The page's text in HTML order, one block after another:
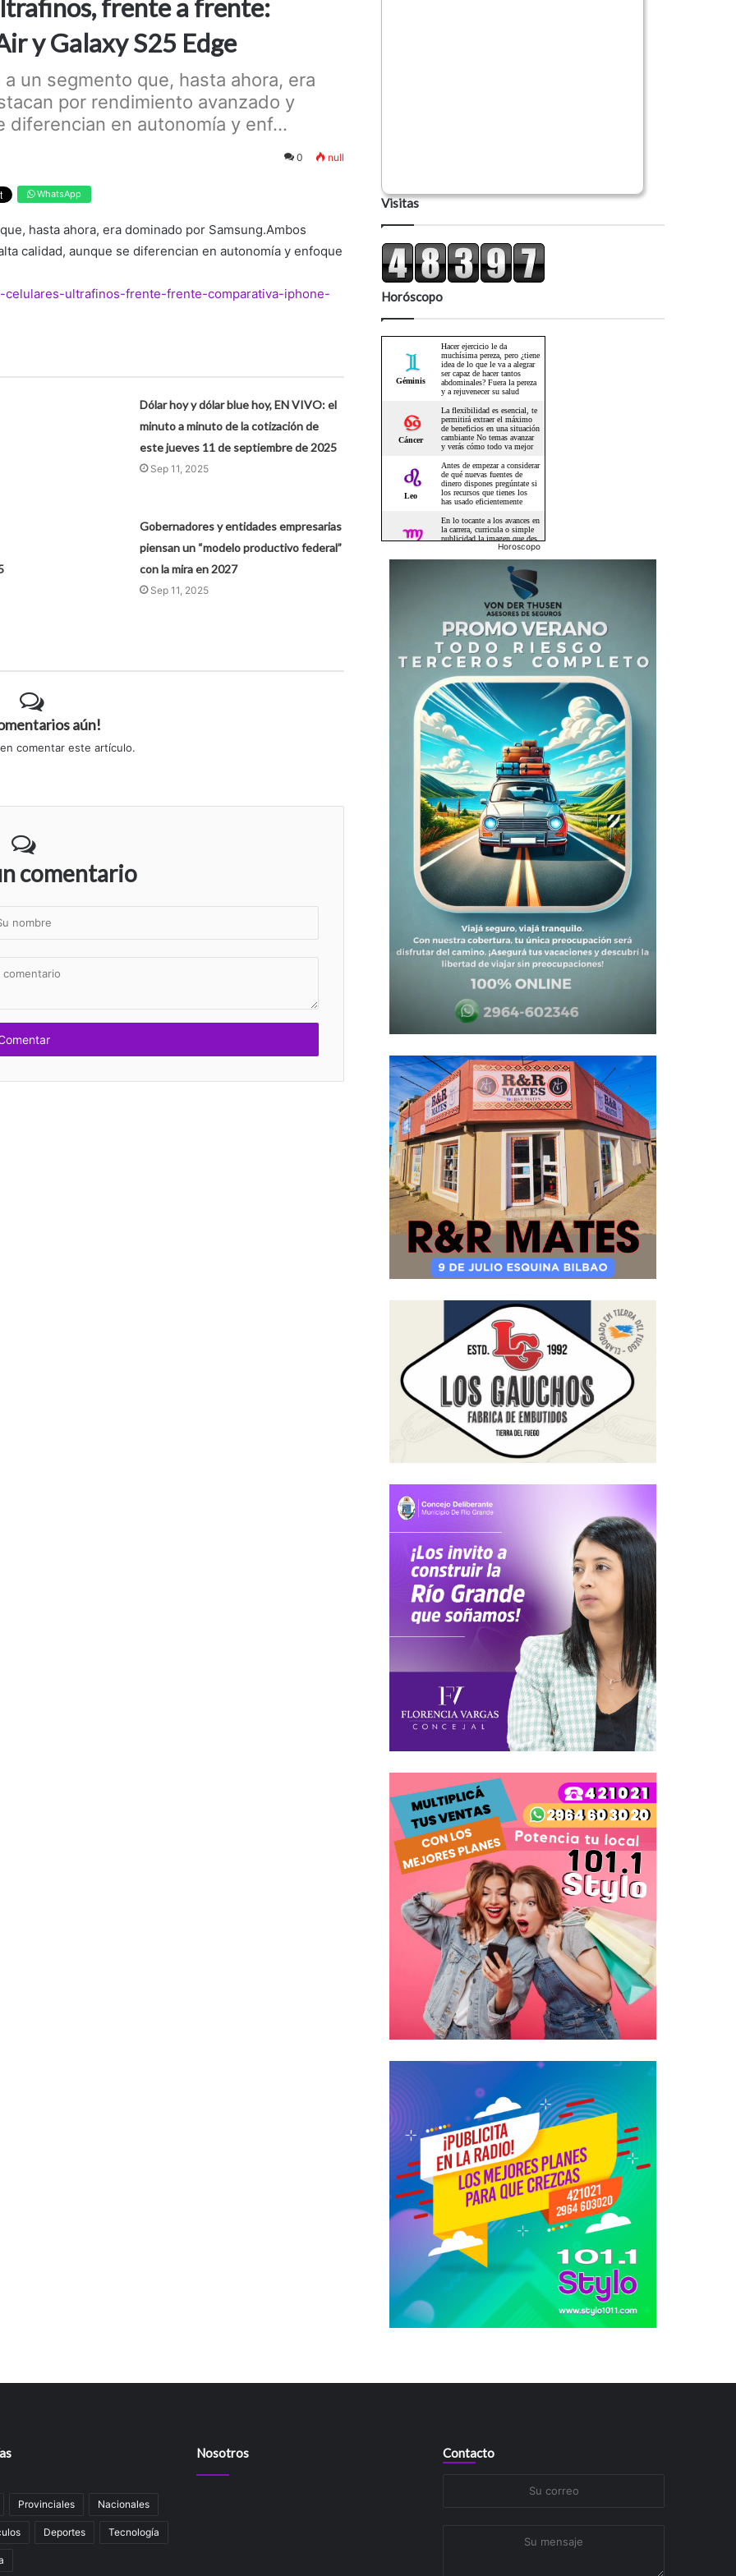
frente a frente:
y Galaxy S25 Edge
un segmento que, hasta ahora, era
por rendimiento avanzado y
diferencian en autonomía y enf...
0 null
WhatsApp
hasta ahora, era dominado por Samsung.Ambos
calidad, aunque se diferencian en autonomía y enfoque
celulares-ultrafinos-frente-frente-comparativa-iphone-
Dólar hoy y dólar blue hoy, EN VIVO: el
minuto a minuto de la cotización de
este jueves 11 de septiembre de 2025
Sep 11, 2025
Gobernadores y entidades empresarias
piensan un “modelo productivo federal”
con la mira en 2027
Sep 11, 2025
aún!
comentar este artículo.
comentario
Visitas
Horóscopo
Horoscopo
Provinciales Nacionales
Deportes Tecnología
Nosotros Contacto